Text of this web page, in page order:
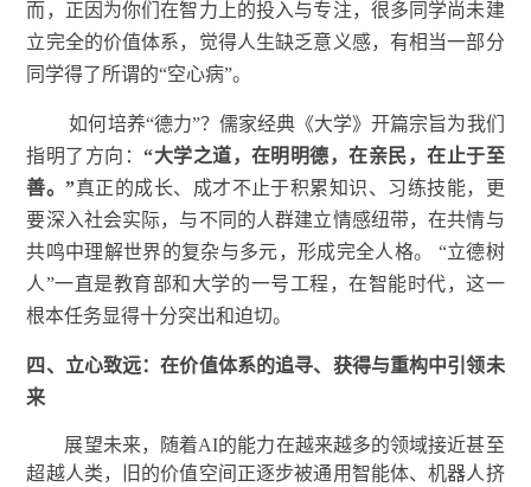
而，正因为你们在智力上的投入与专注，很多同学尚未建
立完全的价值体系，觉得人生缺乏意义感，有相当一部分
同学得了所谓的“空心病”。
如何培养“德力”？儒家经典《大学》开篇宗旨为我们
指明了方向：“大学之道，在明明德，在亲民，在止于至
善。”真正的成长、成才不止于积累知识、习练技能，更
要深入社会实际，与不同的人群建立情感纽带，在共情与
共鸣中理解世界的复杂与多元，形成完全人格。
“立德树
人”一直是教育部和大学的一号工程，在智能时代，这一
根本任务显得十分突出和迫切。
四、 立心致远：在价值体系的追寻、获得与重构中引领未
来
展望未来，随着AI的能力在越来越多的领域接近甚至
超越人类，旧的价值空间正逐步被通用智能体、机器人挤